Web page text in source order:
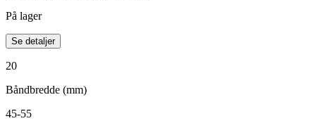
På lager
Se detaljer
20
Båndbredde (mm)
45-55